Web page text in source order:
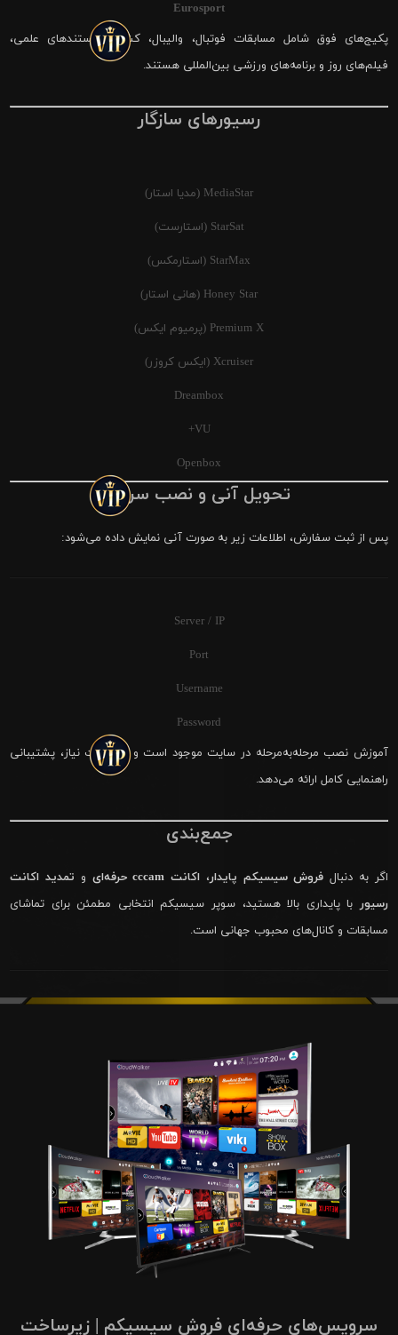
Eurosport
پکیج‌های فوق شامل مسابقات فوتبال، والیبال، کشتی، مستندهای علمی،
فیلم‌های روز و برنامه‌های ورزشی بین‌المللی هستند.
رسیورهای سازگار
MediaStar (مدیا استار)
StarSat (استارست)
StarMax (استارمکس)
Honey Star (هانی استار)
Premium X (پرمیوم ایکس)
Xcruiser (ایکس کروزر)
Dreambox
VU+
Openbox
تحویل آنی و نصب سریع
پس از ثبت سفارش، اطلاعات زیر به صورت آنی نمایش داده می‌شود:
Server / IP
Port
Username
Password
آموزش نصب مرحله‌به‌مرحله در سایت موجود است و در صورت نیاز، پشتیبانی
راهنمایی کامل ارائه می‌دهد.
جمع‌بندی
اگر به دنبال فروش سیسیکم پایدار، اکانت cccam حرفه‌ای و تمدید اکانت
رسیور با پایداری بالا هستید، سوپر سیسیکم انتخابی مطمئن برای تماشای
مسابقات و کانال‌های محبوب جهانی است.
سرویس‌های حرفه‌ای فروش سیسیکم | زیرساخت